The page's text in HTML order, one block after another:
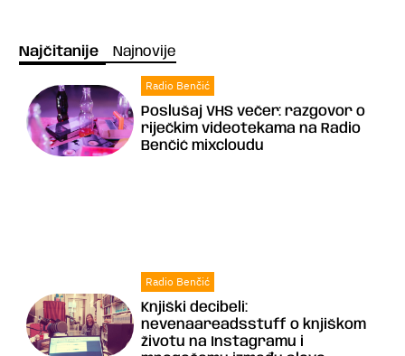
Najčitanije Najnovije
Radio Benčić
Poslušaj VHS večer: razgovor o
riječkim videotekama na Radio
Benčić mixcloudu
Radio Benčić
Knjiški decibeli:
nevenaareadsstuff o knjiškom
životu na Instagramu i